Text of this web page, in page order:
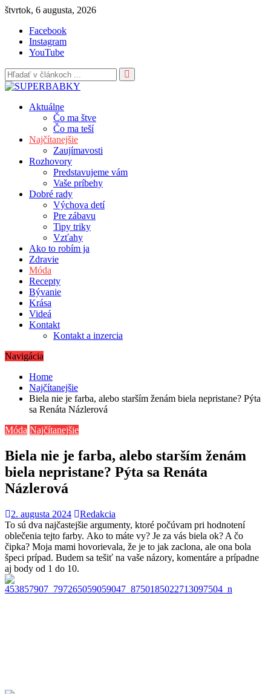
Skip
content
štvrtok, 6 augusta, 2026
Facebook
Instagram
YouTube
Aktuálne
Čo ma štve
Čo ma teší
Najčítanejšie
Zaujímavosti
Rozhovory
Predstavujeme vám
Vaše príbehy
Dobré rady
Výchova detí
Pre zábavu
Tipy triky
Vzťahy
Ako to robím ja
Zdravie
Móda
Recepty
Bývanie
Krása
Videá
Kontakt
Kontakt a inzercia
Navigácia
Home
Najčítanejšie
Biela nie je farba, alebo starším ženám biela nepristane? Pýta
sa Renáta Názlerová
Móda Najčítanejšie
Biela nie je farba, alebo starším ženám
biela nepristane? Pýta sa Renáta
Názlerová
2. augusta 2024
Redakcia
To sú dva najčastejšie argumenty, ktoré počúvam pri hodnotení
oblečenia tejto farby. Ako to máte vy? Je za vás biela ok? A čo
čipka? Moja mami hovorievala, že je to jak zaclona, ale ona bola
špeci prípad. Budem sa tešiť na vaše názory, komentáre a prípadne
aj body od 1 do 10.